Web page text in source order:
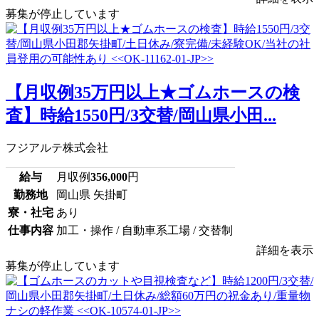
募集が停止しています
【月収例35万円以上★ゴムホースの検
査】時給1550円/3交替/岡山県小田...
フジアルテ株式会社
給与 月収例356,000円
勤務地
岡山県 矢掛町
寮・社宅 あり
仕事内容 加工・操作 / 自動車系工場 / 交替制
詳細を表示
募集が停止しています